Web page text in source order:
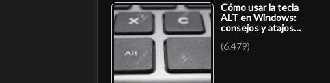
Cómo usar la tecla
ALT en Windows:
consejos y atajos…
(6.479)